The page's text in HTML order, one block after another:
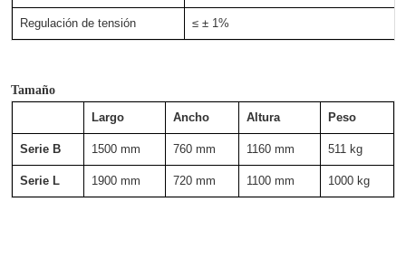
Regulación de tensión ≤ ± 1%
Tamaño
Largo Ancho Altura Peso
Serie B 1500 mm 760 mm 1160 mm 511 kg
Serie L 1900 mm 720 mm 1100 mm 1000 kg